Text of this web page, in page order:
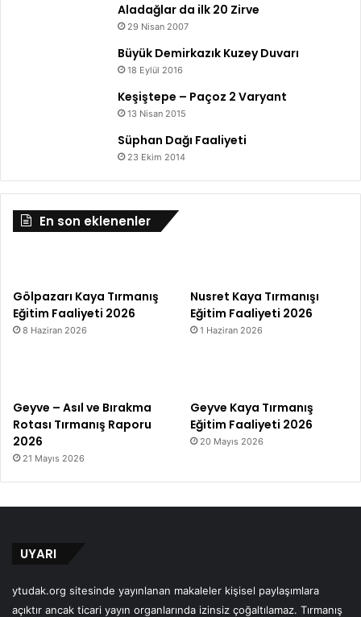
Aladağlar da ilk 20 Zirve
29 Nisan 2007
Büyük Demirkazık Kuzey Duvarı
18 Eylül 2016
Keşiştepe – Paçoz 2 Varyant
13 Nisan 2015
Süphan Dağı Faaliyeti
23 Ekim 2014
En son eklenenler
Gölpazarı Kaya Tırmanış
Eğitim Faaliyeti 2026
8 Haziran 2026
Nusret Kaya Tırmanışı
Eğitim Faaliyeti 2026
1 Haziran 2026
Geyve – Asıl ve Bırakma
Rotası Tırmanış Raporu
2026
21 Mayıs 2026
Geyve Kaya Tırmanış
Eğitim Faaliyeti 2026
20 Mayıs 2026
UYARI
ytudak.org sitesinde yayınlanan makaleler kişisel paylaşımlara
açıktır ancak ticari yayın organlarında izinsiz çoğaltılamaz. Tırmanış